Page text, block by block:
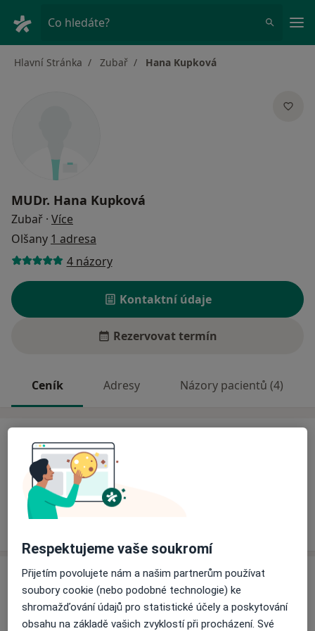
Co hledáte?
Hlavní Stránka Zubař Hana Kupková
MUDr. Hana Kupková
Zubař · Více
Olšany 1 adresa
4 názory
Kontaktní údaje
Rezervovat termín
Ceník Adresy Názory pacientů (4)
Ceník
Informace o službách a cenách nejsou k dispozici
Tento specialista ještě nepřidával žádné informace o
svých službách.
Adresa
Praktický lékař stomatolog
č.d. 89,Olšany 78962
Respektujeme vaše soukromí
Přijetím povolujete nám a našim partnerům používat
soubory cookie (nebo podobné technologie) ke
shromažďování údajů pro statistické účely a poskytování
obsahu na základě vašich zvyklostí při procházení. Své